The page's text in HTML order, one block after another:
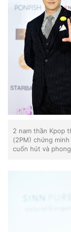
2 nam thần Kpop
(2PM) chứng
cuốn hút và